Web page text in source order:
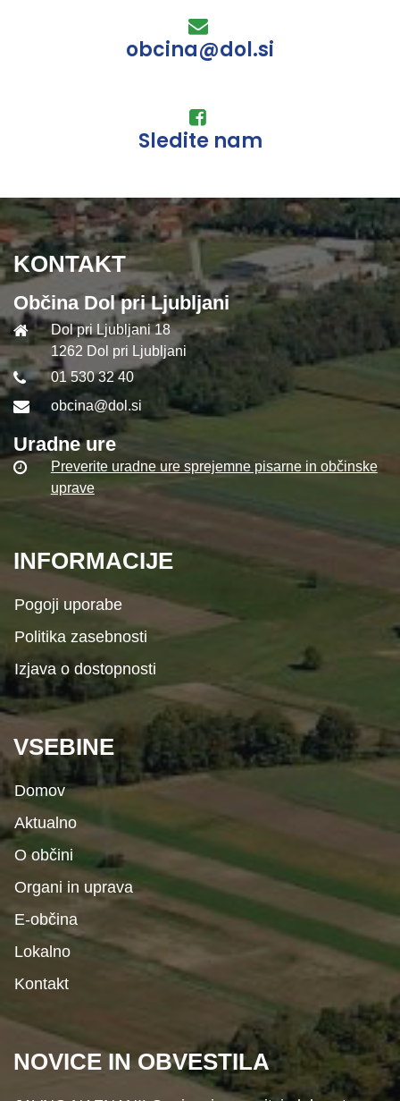
obcina@dol.si
Sledite nam
KONTAKT
Občina Dol pri Ljubljani
Dol pri Ljubljani 18
1262 Dol pri Ljubljani
01 530 32 40
obcina@dol.si
Uradne ure
Preverite uradne ure sprejemne pisarne in občinske
uprave
INFORMACIJE
Pogoji uporabe
Politika zasebnosti
Izjava o dostopnosti
VSEBINE
Domov
Aktualno
O občini
Organi in uprava
E-občina
Lokalno
Kontakt
NOVICE IN OBVESTILA